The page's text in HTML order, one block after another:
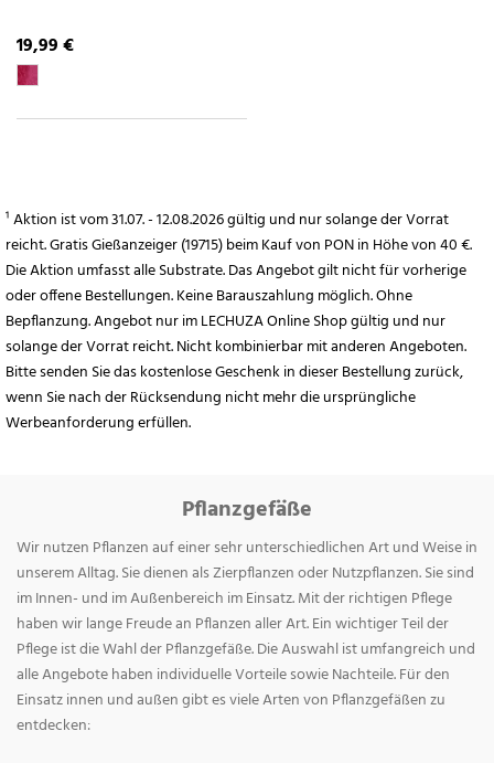
19,99 €
¹ Aktion ist vom 31.07. - 12.08.2026 gültig und nur solange der Vorrat
reicht. Gratis Gießanzeiger (19715) beim Kauf von PON in Höhe von 40 €.
Die Aktion umfasst alle Substrate. Das Angebot gilt nicht für vorherige
oder offene Bestellungen. Keine Barauszahlung möglich. Ohne
Bepflanzung. Angebot nur im LECHUZA Online Shop gültig und nur
solange der Vorrat reicht. Nicht kombinierbar mit anderen Angeboten.
Bitte senden Sie das kostenlose Geschenk in dieser Bestellung zurück,
wenn Sie nach der Rücksendung nicht mehr die ursprüngliche
Werbeanforderung erfüllen.
Pflanzgefäße
Wir nutzen Pflanzen auf einer sehr unterschiedlichen Art und Weise in
unserem Alltag. Sie dienen als Zierpflanzen oder Nutzpflanzen. Sie sind
im Innen- und im Außenbereich im Einsatz. Mit der richtigen Pflege
haben wir lange Freude an Pflanzen aller Art. Ein wichtiger Teil der
Pflege ist die Wahl der Pflanzgefäße. Die Auswahl ist umfangreich und
alle Angebote haben individuelle Vorteile sowie Nachteile. Für den
Einsatz innen und außen gibt es viele Arten von Pflanzgefäßen zu
entdecken: